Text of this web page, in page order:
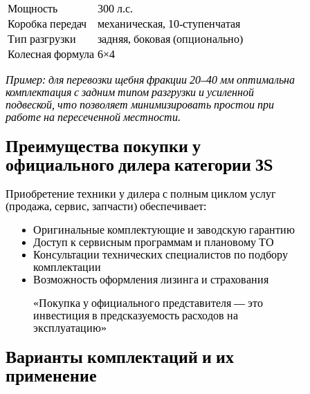
Мощность
300 л.с.
Коробка передач
механическая, 10-ступенчатая
Тип разгрузки
задняя, боковая (опционально)
Колесная формула 6×4
Пример: для перевозки щебня фракции 20–40 мм оптимальна
комплектация с задним типом разгрузки и усиленной
подвеской, что позволяет минимизировать простои при
работе на пересеченной местности.
Преимущества покупки у
официального дилера категории 3S
Приобретение техники у дилера с полным циклом услуг
(продажа, сервис, запчасти) обеспечивает:
Оригинальные комплектующие и заводскую гарантию
Доступ к сервисным программам и плановому ТО
Консультации технических специалистов по подбору
комплектации
Возможность оформления лизинга и страхования
«Покупка у официального представителя — это
инвестиция в предсказуемость расходов на
эксплуатацию»
Варианты комплектаций и их
применение